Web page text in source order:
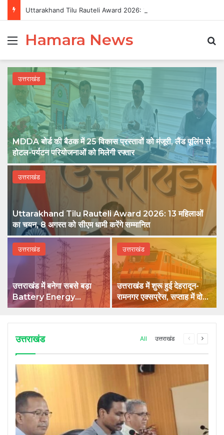
MenuHamara News
उत्तराखंड
MDDA बोर्ड की बैठक में 25 विकास प्रस्तावों को मंजूरी, लैंड पूलिंग से
होटल-पर्यटन परियोजनाओं को मिलेगी रफ्तार
उत्तराखंड
Uttarakhand Tilu Rauteli Award 2026: 13 महिलाओं
का चयन, 8 अगस्त को सीएम धामी करेंगे सम्मानित
उत्तराखंड
उत्तराखंड में बनेगा सबसे बड़ा
Battery Energy
Storage System,
उत्तराखंड
उत्तराखंड में शुरू हुई देहरादून-
रामनगर एक्सप्रेस, सप्ताह में दो
दिन मिलेगा सफर का नया विकल्प
उत्तराखंड All उत्तराखंड
Previous
Next